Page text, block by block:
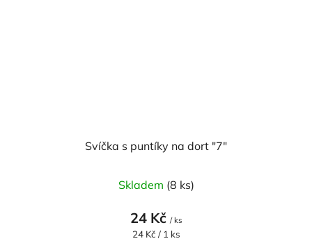
Svíčka s puntíky na dort "7"
Skladem (8 ks)
24 Kč / ks
Měrná
24 Kč / 1 ks